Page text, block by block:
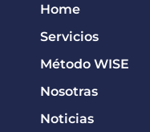
Home
Servicios
Método WISE
Nosotras
Noticias